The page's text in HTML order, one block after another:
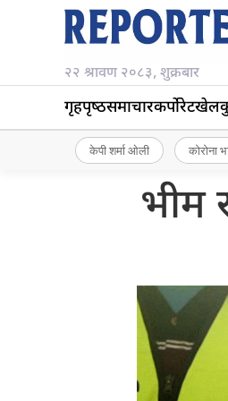
२२ श्रावण २०८३, शुक्रबार
गृहपृष्‍ठसमाचारकर्पोरेट
केपी शर्मा ओली कोरोना
भीम